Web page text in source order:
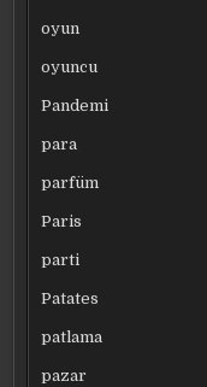
oyun
oyuncu
Pandemi
para
parfüm
Paris
parti
Patates
patlama
pazar